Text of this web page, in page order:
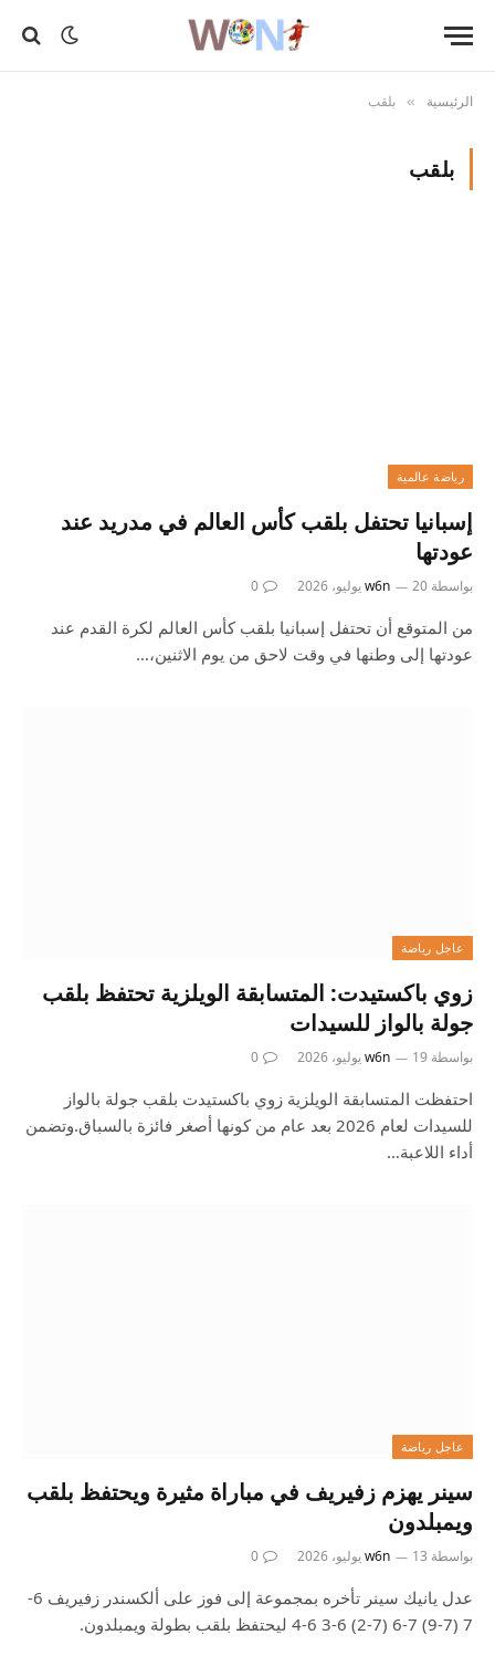
الرئيسية » بلقب
بلقب
رياضة عالمية
إسبانيا تحتفل بلقب كأس العالم في مدريد عند
عودتها
بواسطة w6n 20 يوليو، 2026 0
من المتوقع أن تحتفل إسبانيا بلقب كأس العالم لكرة القدم عند
عودتها إلى وطنها في وقت لاحق من يوم الاثنين،…
عاجل رياضة
زوي باكستيدت: المتسابقة الويلزية تحتفظ بلقب
جولة بالواز للسيدات
بواسطة w6n 19 يوليو، 2026 0
احتفظت المتسابقة الويلزية زوي باكستيدت بلقب جولة بالواز
للسيدات لعام 2026 بعد عام من كونها أصغر فائزة بالسباق.وتضمن
أداء اللاعبة…
عاجل رياضة
سينر يهزم زفيريف في مباراة مثيرة ويحتفظ بلقب
ويمبلدون
بواسطة w6n 13 يوليو، 2026 0
عدل يانيك سينر تأخره بمجموعة إلى فوز على ألكسندر زفيريف 6-
7 (7-9) 7-6 (7-2) 6-3 6-4 ليحتفظ بلقب بطولة ويمبلدون.